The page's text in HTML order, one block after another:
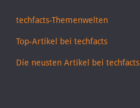
techfacts-Themenwelten
Top-Artikel bei techfacts
Die neusten Artikel bei techfacts